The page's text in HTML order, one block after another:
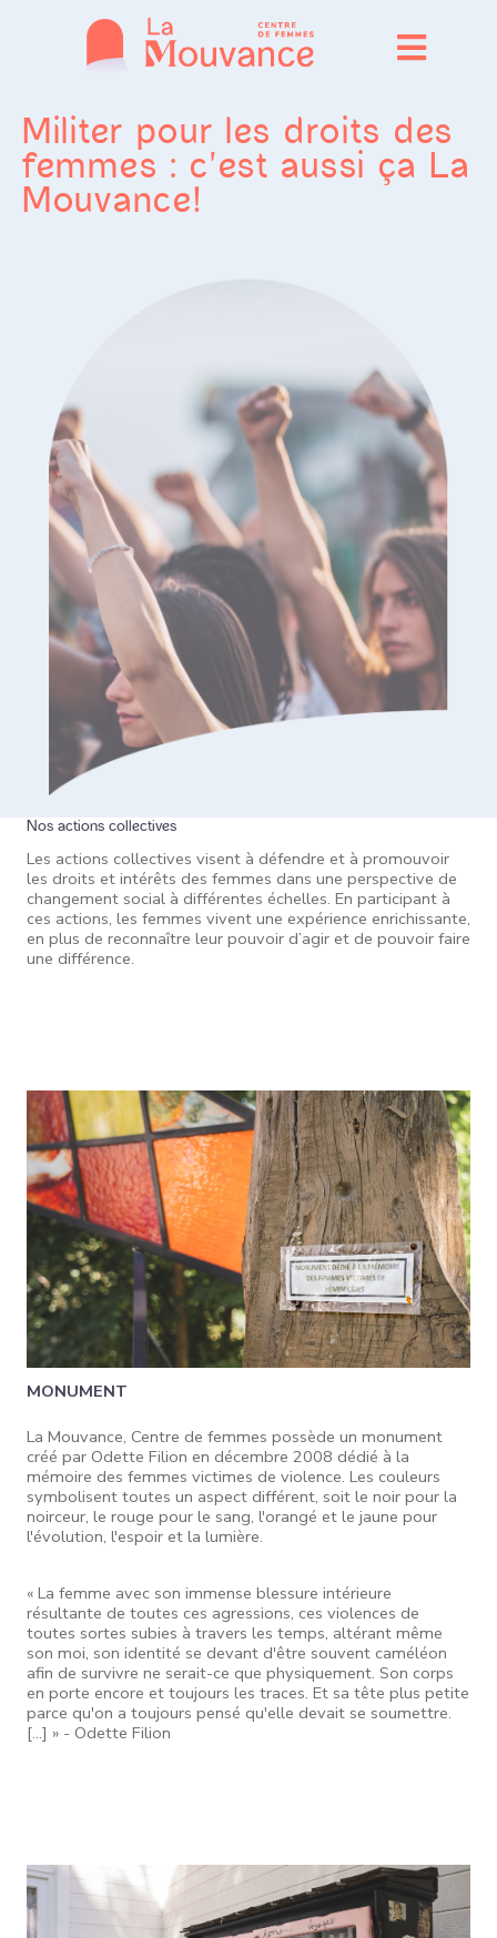
Militer pour les droits des
femmes : c'est aussi ça La
Mouvance!
Nos actions collectives
Les actions collectives visent à défendre et à promouvoir
les droits et intérêts des femmes dans une perspective de
changement social à différentes échelles. En participant à
ces actions, les femmes vivent une expérience enrichissante,
en plus de reconnaître leur pouvoir d’agir et de pouvoir faire
une différence.
MONUMENT
La Mouvance, Centre de femmes possède un monument
créé par Odette Filion en décembre 2008 dédié à la
mémoire des femmes victimes de violence. Les couleurs
symbolisent toutes un aspect différent, soit le noir pour la
noirceur, le rouge pour le sang, l'orangé et le jaune pour
l'évolution, l'espoir et la lumière.
« La femme avec son immense blessure intérieure
résultante de toutes ces agressions, ces violences de
toutes sortes subies à travers les temps, altérant même
son moi, son identité se devant d'être souvent caméléon
afin de survivre ne serait-ce que physiquement. Son corps
en porte encore et toujours les traces. Et sa tête plus petite
parce qu'on a toujours pensé qu'elle devait se soumettre.
[...] » - Odette Filion